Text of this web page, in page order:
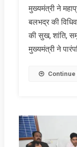
मुख्यमंत्री ने
बलभद्र की
की सुख, शांति,
मुख्यमंत्री ने
Continue